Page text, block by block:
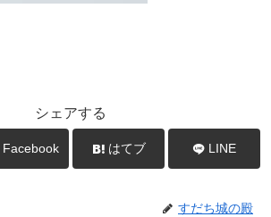
シェアする
Facebook はてブ LINE
すだち城の殿